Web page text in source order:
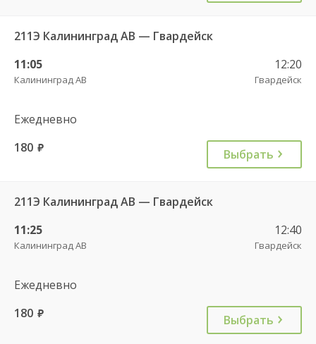
211Э Калининград АВ — Гвардейск
11:05
Калининград АВ
12:20
Гвардейск
Ежедневно
180 руб. Выбрать
211Э Калининград АВ — Гвардейск
11:25
Калининград АВ
12:40
Гвардейск
Ежедневно
180 руб. Выбрать